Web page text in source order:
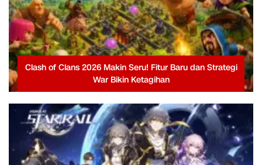
Clash of Clans 2026 Makin Seru! Fitur Baru dan Strategi
War Bikin Ketagihan